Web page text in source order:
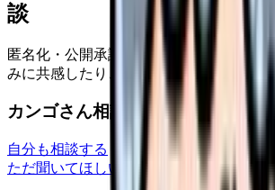
談
匿名化・公開承認済みの本音だけを表示
みに共感したり、自分の状況を投稿でき
カンゴさん相談室から共有された
自分も相談する
ただ聞いてほしい
relationships 2026/5/22